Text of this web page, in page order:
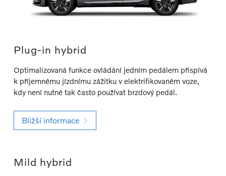
Plug-in hybrid
Optimalizovaná funkce ovládání jedním pedálem přispívá
k příjemnému jízdnímu zážitku v elektrifikovaném voze,
kdy není nutné tak často používat brzdový pedál.
Bližší informace
Mild hybrid